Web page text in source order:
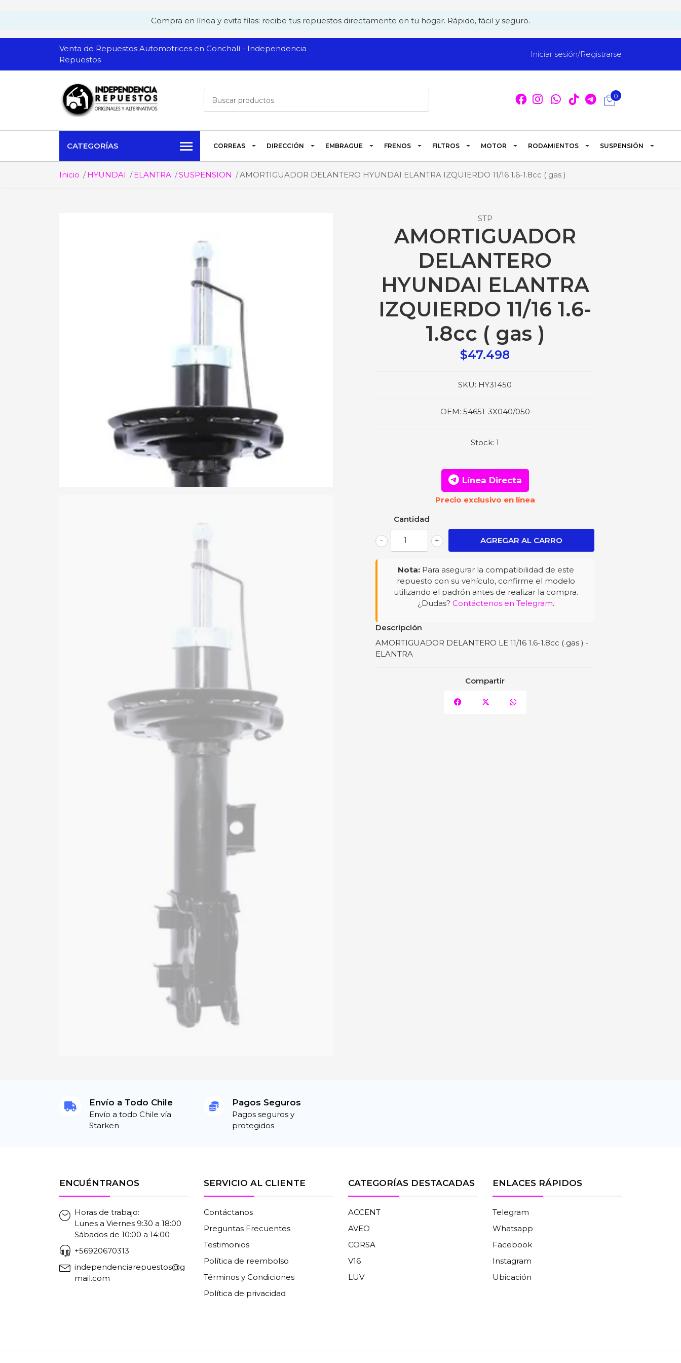
Compra en línea y evita filas: recibe tus repuestos directamente en tu hogar. Rápido, fácil y seguro.
Venta de Repuestos Automotrices en Conchalí - Independencia
Repuestos
Iniciar sesión/Registrarse
0
CATEGORÍAS CORREAS DIRECCIÓN EMBRAGUE FRENOS FILTROS MOTOR RODAMIENTOS SUSPENSIÓN
Inicio HYUNDAI ELANTRA SUSPENSION AMORTIGUADOR DELANTERO HYUNDAI ELANTRA IZQUIERDO 11/16 1.6-1.8cc ( gas )
STP
AMORTIGUADOR
DELANTERO
HYUNDAI ELANTRA
IZQUIERDO 11/16 1.6-
1.8cc ( gas )
$47.498
SKU: HY31450
OEM: 54651-3X040/050
Stock: 1
Línea Directa
Precio exclusivo en línea
Cantidad
+
-
Nota: Para asegurar la compatibilidad de este
repuesto con su vehículo, confirme el modelo
utilizando el padrón antes de realizar la compra.
¿Dudas? Contáctenos en Telegram.
Descripción
AMORTIGUADOR DELANTERO LE 11/16 1.6-1.8cc ( gas ) -
ELANTRA
Compartir
Envío a Todo Chile
Envío a todo Chile vía
Starken
Pagos Seguros
Pagos seguros y
protegidos
ENCUÉNTRANOS
Horas de trabajo:
Lunes a Viernes 9:30 a 18:00
Sábados de 10:00 a 14:00
+56920670313
independenciarepuestos@g
mail.com
SERVICIO AL CLIENTE
Contáctanos
Preguntas Frecuentes
Testimonios
Política de reembolso
Términos y Condiciones
Política de privacidad
CATEGORÍAS DESTACADAS
ACCENT
AVEO
CORSA
V16
LUV
ENLACES RÁPIDOS
Telegram
Whatsapp
Facebook
Instagram
Ubicación